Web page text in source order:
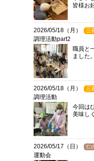
皆様お
2026/05/18（月） 三
調理活動part2
職員と
ました。
2026/05/18（月） 三
調理活動
今回は
美味し
2026/05/17（日） 仁
運動会